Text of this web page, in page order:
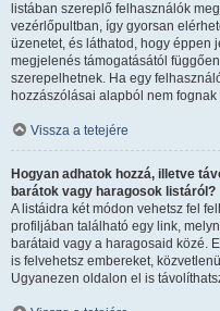
listában szereplő felhasználók
vezérlőpultban, így gyorsan
üzenetet, és láthatod, hogy éppen
megjelenés támogatásától
szerepelhetnek. Ha egy
hozzászólásai alapból nem
Vissza a tetejére
Hogyan adhatok hozzá, illetve
barátok vagy haragosok listáról?
A listáidra két módon vehetsz fel
profiljában található egy link,
barátaid vagy a haragosaid közé.
is felvehetsz embereket,
Ugyanezen oldalon el is